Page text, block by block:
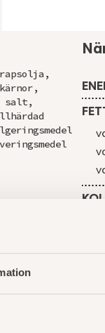
rapsolja,
salt,